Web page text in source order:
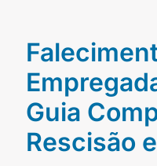
Guia
Rescisão